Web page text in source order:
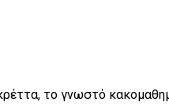
το γνωστό